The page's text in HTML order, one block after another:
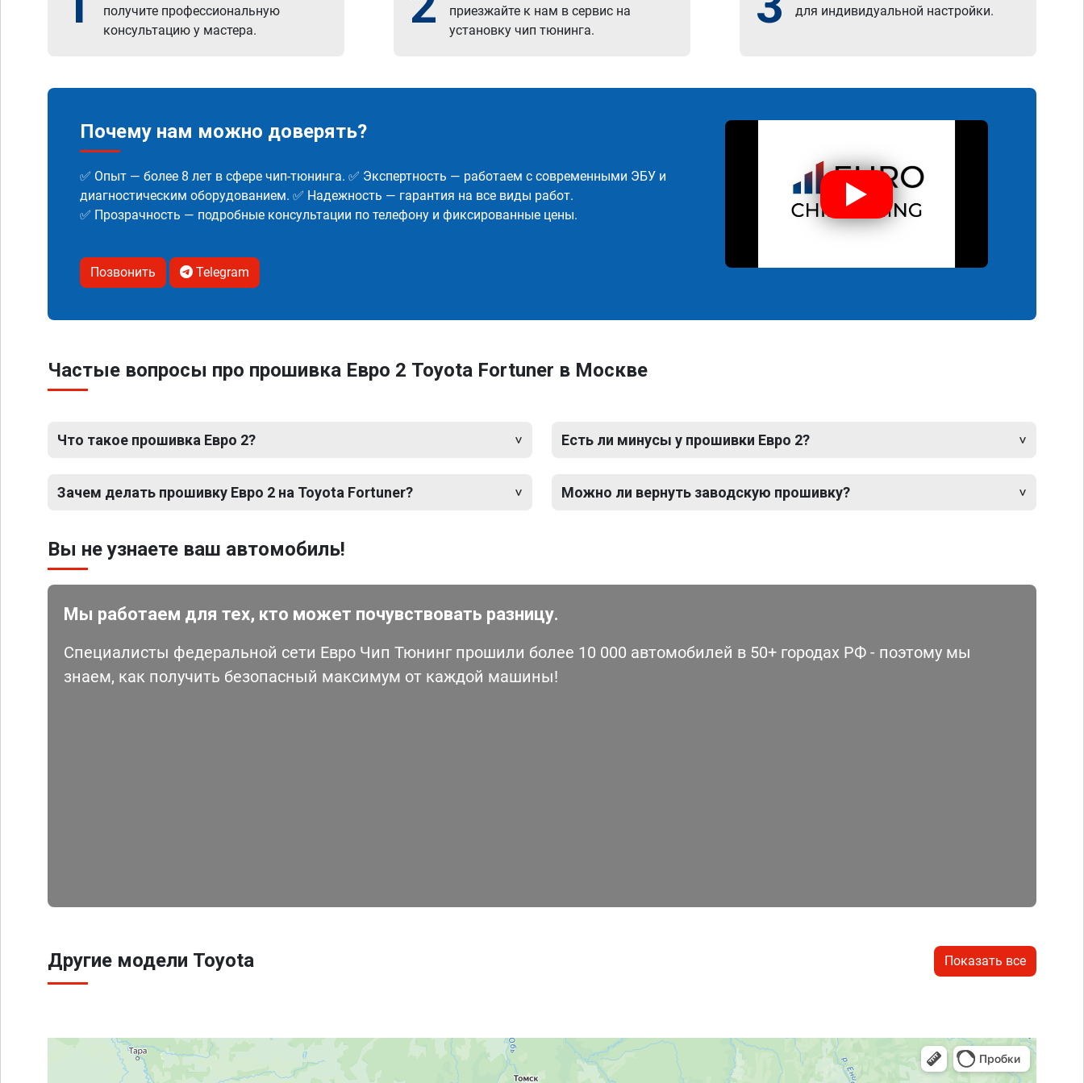
получите профессиональную
консультацию у мастера.
приезжайте к нам в сервис на
установку чип тюнинга.
для индивидуальной настройки.
Почему нам можно доверять?
✅ Опыт — более 8 лет в сфере чип-тюнинга. ✅ Экспертность — работаем с современными ЭБУ и
диагностическим оборудованием. ✅ Надежность — гарантия на все виды работ.
✅ Прозрачность — подробные консультации по телефону и фиксированные цены.
Позвонить Telegram
Частые вопросы про прошивка Евро 2 Toyota Fortuner в Москве
Что такое прошивка Евро 2?
Зачем делать прошивку Евро 2 на Toyota Fortuner?
Есть ли минусы у прошивки Евро 2?
Можно ли вернуть заводскую прошивку?
Вы не узнаете ваш автомобиль!
Мы работаем для тех, кто может почувствовать разницу.
Специалисты федеральной сети Евро Чип Тюнинг прошили более 10 000 автомобилей в 50+ городах РФ - поэтому мы
знаем, как получить безопасный максимум от каждой машины!
Другие модели Toyota Показать все